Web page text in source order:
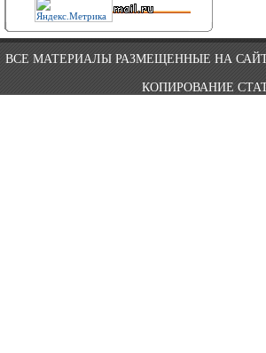
ВСЕ МАТЕРИАЛЫ РАЗМЕЩЕННЫЕ НА
КОПИРОВАНИЕ